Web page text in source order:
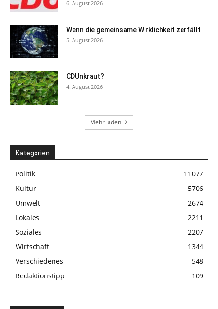
6. August 2026
Wenn die gemeinsame Wirklichkeit zerfällt
5. August 2026
CDUnkraut?
4. August 2026
Mehr laden
Kategorien
Politik
11077
Kultur
5706
Umwelt
2674
Lokales
2211
Soziales
2207
Wirtschaft
1344
Verschiedenes
548
Redaktionstipp
109